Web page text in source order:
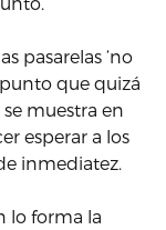
pasarelas ‘no
que quizá
muestra en
esperar a los
inmediatez.
lo forma la